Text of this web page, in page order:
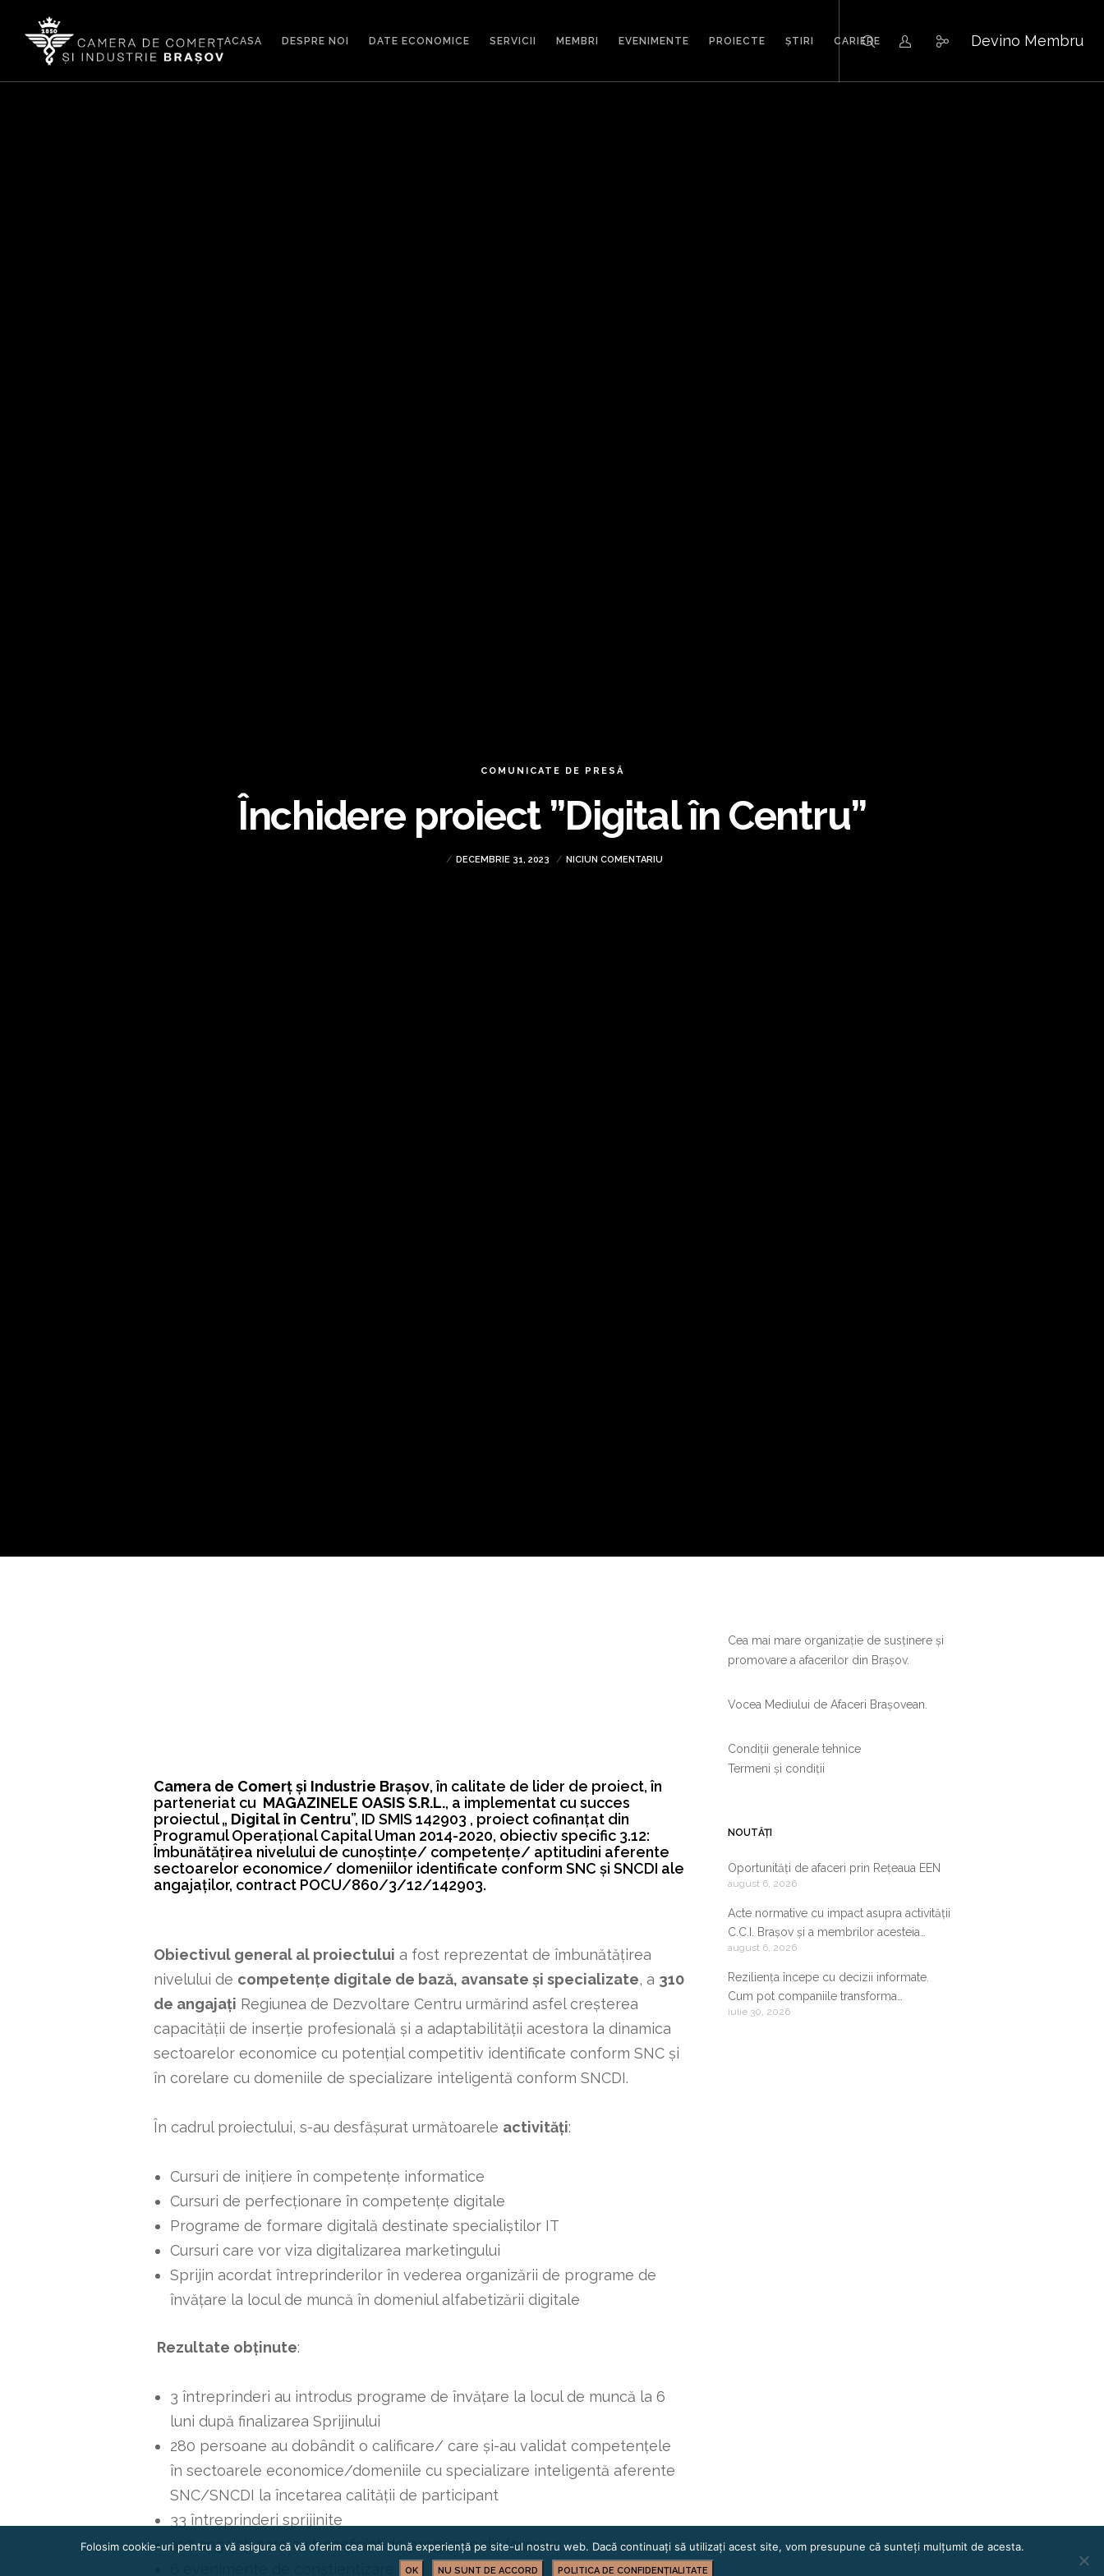
Devino Membru
ACASA DESPRE NOI DATE ECONOMICE SERVICII MEMBRI EVENIMENTE PROIECTE ȘTIRI CARIERE
COMUNICATE DE PRESĂ
Închidere proiect ”Digital în Centru”
DECEMBRIE 31, 2023 NICIUN COMENTARIU
Camera de Comerț și Industrie Brașov, în calitate de lider de proiect, în
parteneriat cu MAGAZINELE OASIS S.R.L., a implementat cu succes
proiectul „ Digital în Centru”, ID SMIS 142903 , proiect cofinanțat din
Programul Operațional Capital Uman 2014-2020, obiectiv specific 3.12:
Îmbunătățirea nivelului de cunoștințe/ competențe/ aptitudini aferente
sectoarelor economice/ domeniilor identificate conform SNC și SNCDI ale
angajaților, contract POCU/860/3/12/142903.
Obiectivul general al proiectului a fost reprezentat de îmbunătățirea
nivelului de competențe digitale de bază, avansate și specializate, a 310
de angajați Regiunea de Dezvoltare Centru urmărind asfel creșterea
capacității de inserție profesională și a adaptabilității acestora la dinamica
sectoarelor economice cu potențial competitiv identificate conform SNC și
în corelare cu domeniile de specializare inteligentă conform SNCDI.
În cadrul proiectului, s-au desfășurat următoarele activități:
Cursuri de inițiere în competențe informatice
Cursuri de perfecționare în competențe digitale
Programe de formare digitală destinate specialiștilor IT
Cursuri care vor viza digitalizarea marketingului
Sprijin acordat întreprinderilor în vederea organizării de programe de
învățare la locul de muncă în domeniul alfabetizării digitale
Rezultate obținute:
3 întreprinderi au introdus programe de învățare la locul de muncă la 6
luni după finalizarea Sprijinului
280 persoane au dobândit o calificare/ care și-au validat competențele
în sectoarele economice/domeniile cu specializare inteligentă aferente
SNC/SNCDI la încetarea calității de participant
33 întreprinderi sprijinite
310 angajați care au beneficiat de programe de formare
Cea mai mare organizație de susținere și
promovare a afacerilor din Brașov.
Vocea Mediului de Afaceri Brașovean.
Condiții generale tehnice
Termeni și condiții
NOUTĂȚI
Oportunități de afaceri prin Rețeaua EEN
august 6, 2026
Acte normative cu impact asupra activității
C.C.I. Brașov și a membrilor acesteia
29.07.2026-05.08.2026
august 6, 2026
Reziliența începe cu decizii informate.
Cum pot companiile transforma
informația de business într-un avantaj
iulie 30, 2026
Folosim cookie-uri pentru a vă asigura că vă oferim cea mai bună experiență pe site-ul nostru web. Dacă continuați să utilizați acest site, vom presupune că sunteți mulțumit de acesta.
OK NU SUNT DE ACCORD POLITICA DE CONFIDENȚIALITATE